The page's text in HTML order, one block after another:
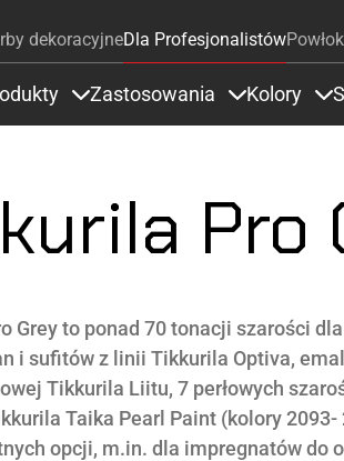
dekoracyjneDla Profesjonalistów
Zastosowania Kolory
Pro
Grey to ponad 70 tonacji szarości
i sufitów z linii Tikkurila Optiva,
Tikkurila Liitu, 7 perłowych
Taika Pearl Paint (kolory 2093-
opcji, m.in. dla impregnatów do